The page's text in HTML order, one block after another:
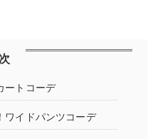
ートコーデ
ワイドパンツコーデ